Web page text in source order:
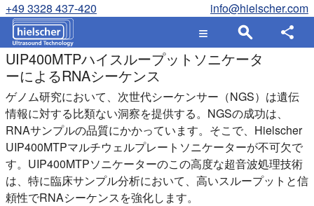
+49 3328 437-420 info@hielscher.com
UIP400MTPハイスループットソニケータ
ーによるRNAシーケンス
ゲノム研究において、次世代シーケンサー（NGS）は遺伝
情報に対する比類ない洞察を提供する。NGSの成功は、
RNAサンプルの品質にかかっています。そこで、Hielscher
UIP400MTPマルチウェルプレートソニケーターが不可欠で
す。UIP400MTPソニケーターのこの高度な超音波処理技術
は、特に臨床サンプル分析において、高いスループットと信
頼性でRNAシーケンスを強化します。